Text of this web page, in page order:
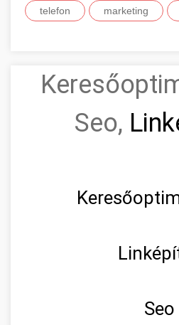
telefon marketing
Seo,
Seo